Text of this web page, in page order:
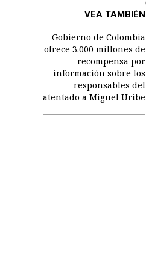
VEA TAMBIÉN
Gobierno de Colombia
ofrece 3.000 millones de
recompensa por
información sobre los
responsables del
atentado a Miguel Uribe